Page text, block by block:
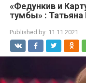
«Федункив и
тyмбы» : Татьяна
Published by: 11.11.2021